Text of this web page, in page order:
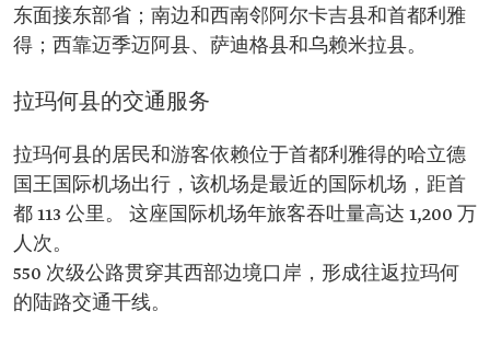
东面接东部省；南边和西南邻阿尔卡吉县和首都利雅
得；西靠迈季迈阿县、萨迪格县和乌赖米拉县。
拉玛何县的交通服务
拉玛何县的居民和游客依赖位于首都利雅得的哈立德
国王国际机场出行，该机场是最近的国际机场，距首
都 113 公里。 这座国际机场年旅客吞吐量高达 1,200 万
人次。
550 次级公路贯穿其西部边境口岸，形成往返拉玛何
的陆路交通干线。